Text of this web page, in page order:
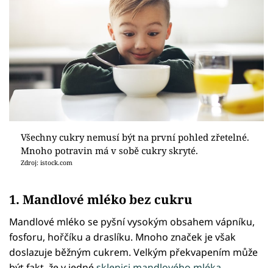
Všechny cukry nemusí být na první pohled zřetelné.
Mnoho potravin má v sobě cukry skryté.
Zdroj: istock.com
1. Mandlové mléko bez cukru
Mandlové mléko se pyšní vysokým obsahem vápníku,
fosforu, hořčíku a draslíku. Mnoho značek je však
doslazuje běžným cukrem. Velkým překvapením může